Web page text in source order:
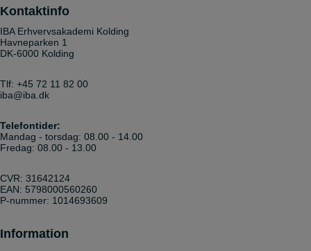
Kontaktinfo
IBA Erhvervsakademi Kolding
Havneparken 1
DK-6000 Kolding
Tlf: +45 72 11 82 00
iba@iba.dk
Telefontider:
Mandag - torsdag: 08.00 - 14.00
Fredag: 08.00 - 13.00
CVR: 31642124
EAN: 5798000560260
P-nummer: 1014693609
Information